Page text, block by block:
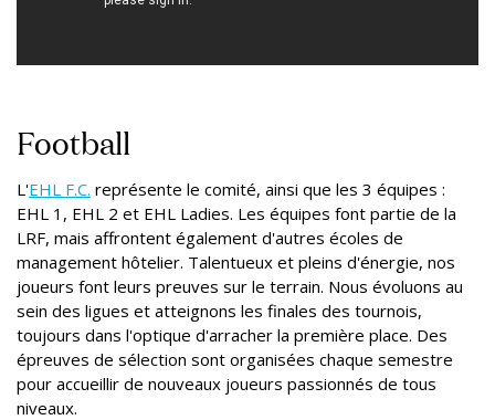
Football
L'EHL F.C. représente le comité, ainsi que les 3 équipes :
EHL 1, EHL 2 et EHL Ladies. Les équipes font partie de la
LRF, mais affrontent également d'autres écoles de
management hôtelier. Talentueux et pleins d'énergie, nos
joueurs font leurs preuves sur le terrain. Nous évoluons au
sein des ligues et atteignons les finales des tournois,
toujours dans l'optique d'arracher la première place. Des
épreuves de sélection sont organisées chaque semestre
pour accueillir de nouveaux joueurs passionnés de tous
niveaux.